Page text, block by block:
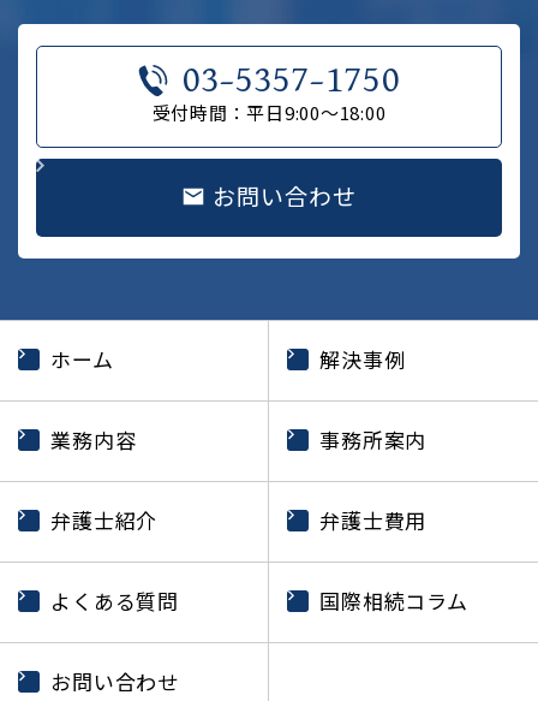
03-5357-1750
受付時間：平日9:00～18:00
お問い合わせ
ホーム 解決事例
業務内容 事務所案内
弁護士紹介 弁護士費用
よくある質問 国際相続コラム
お問い合わせ